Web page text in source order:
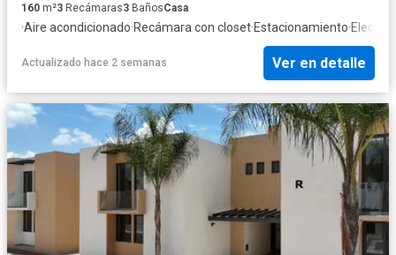
160 m²3 Recámaras3 BañosCasa
·Aire acondicionado·Recámara con closet·Estacionamiento·
Actualizado hace 2 semanas Ver en detalle